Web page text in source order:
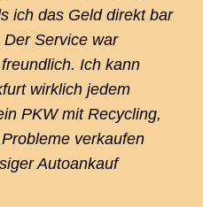
ich das Geld direkt bar
Service war
Ich kann
wirklich jedem
PKW mit Recycling,
verkaufen
Autoankauf